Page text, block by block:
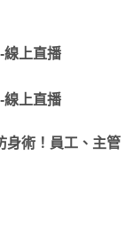
線上直播​
線上直播
身術！員工、主管